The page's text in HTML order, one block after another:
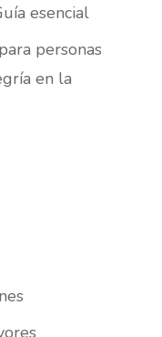
esencial
personas
en la